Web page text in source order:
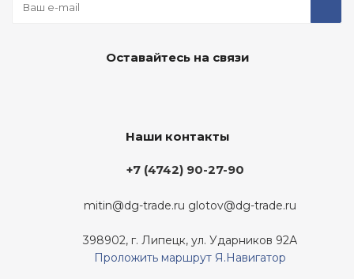
Оставайтесь на связи
Наши контакты
+7 (4742) 90-27-90
mitin@dg-trade.ru glotov@dg-trade.ru
398902, г. Липецк, ул. Ударников 92А
Проложить маршрут Я.Навигатор